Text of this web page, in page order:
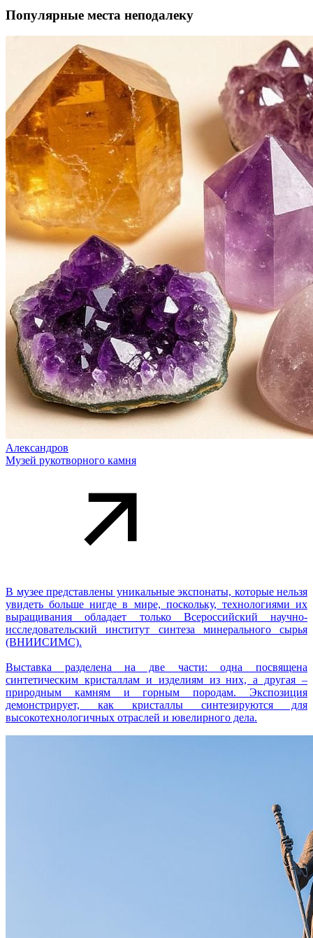
Популярные места неподалеку
Александров
Музей рукотворного камня
В музее представлены уникальные экспонаты, которые нельзя
увидеть больше нигде в мире, поскольку, технологиями их
выращивания обладает только Всероссийский научно-
исследовательский институт синтеза минерального сырья
(ВНИИСИМС).
Выставка разделена на две части: одна посвящена
синтетическим кристаллам и изделиям из них, а другая –
природным камням и горным породам. Экспозиция
демонстрирует, как кристаллы синтезируются для
высокотехнологичных отраслей и ювелирного дела.